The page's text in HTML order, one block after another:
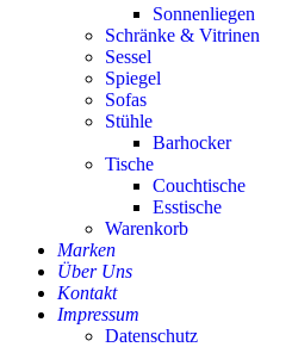
Sonnenliegen
Schränke & Vitrinen
Sessel
Spiegel
Sofas
Stühle
Barhocker
Tische
Couchtische
Esstische
Warenkorb
Marken
Über Uns
Kontakt
Impressum
Datenschutz